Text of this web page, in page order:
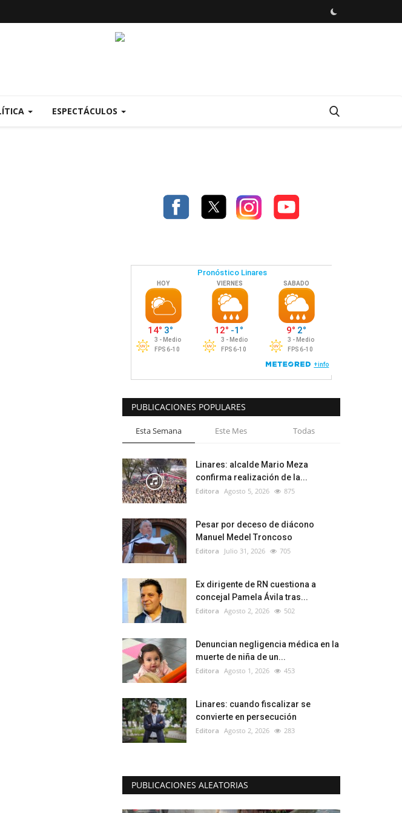
ESPECTÁCULOS
PUBLICACIONES POPULARES
Esta Semana Este Mes Todas
Linares: alcalde Mario Meza
confirma realización de la...
Editora Agosto 5, 2026 875
Pesar por deceso de diácono
Manuel Medel Troncoso
Editora Julio 31, 2026 705
Ex dirigente de RN cuestiona a
concejal Pamela Ávila tras...
Editora Agosto 2, 2026 502
Denuncian negligencia médica en la
muerte de niña de un...
Editora Agosto 1, 2026 453
Linares: cuando fiscalizar se
convierte en persecución
Editora Agosto 2, 2026 283
PUBLICACIONES ALEATORIAS